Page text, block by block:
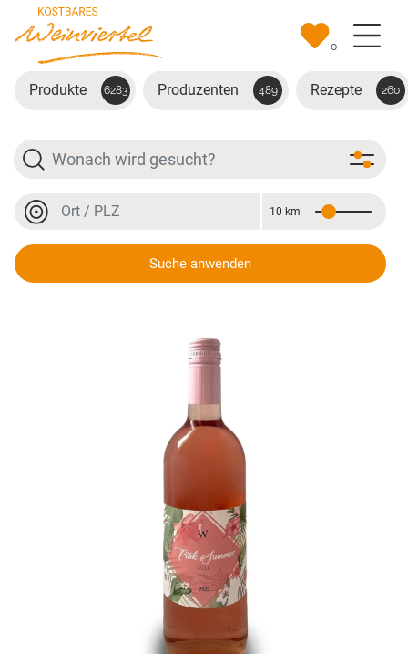
Zum Hauptinhalt springen
0
Produkte 6283 Produzenten 489 Rezepte 260
Suche
Ort oder PLZ
Entfernung
10 km
Suche anwenden
PinkSummer Rosé 2022